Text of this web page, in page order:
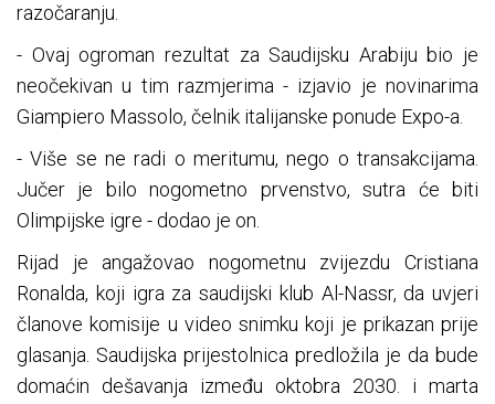
razočaranju.
- Ovaj ogroman rezultat za Saudijsku Arabiju bio je
neočekivan u tim razmjerima - izjavio je novinarima
Giampiero Massolo, čelnik italijanske ponude Expo-a.
- Više se ne radi o meritumu, nego o transakcijama.
Jučer je bilo nogometno prvenstvo, sutra će biti
Olimpijske igre - dodao je on.
Rijad je angažovao nogometnu zvijezdu Cristiana
Ronalda, koji igra za saudijski klub Al-Nassr, da uvjeri
članove komisije u video snimku koji je prikazan prije
glasanja. Saudijska prijestolnica predložila je da bude
domaćin dešavanja između oktobra 2030. i marta